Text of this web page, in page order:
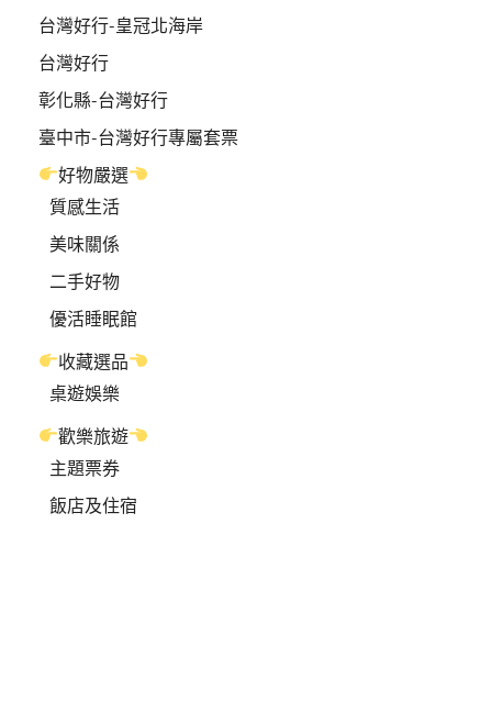
台灣好行-皇冠北海岸
台灣好行
彰化縣-台灣好行
臺中市-台灣好行專屬套票
好物嚴選
質感生活
美味關係
二手好物
優活睡眠館
收藏選品
桌遊娛樂
歡樂旅遊
主題票券
飯店及住宿